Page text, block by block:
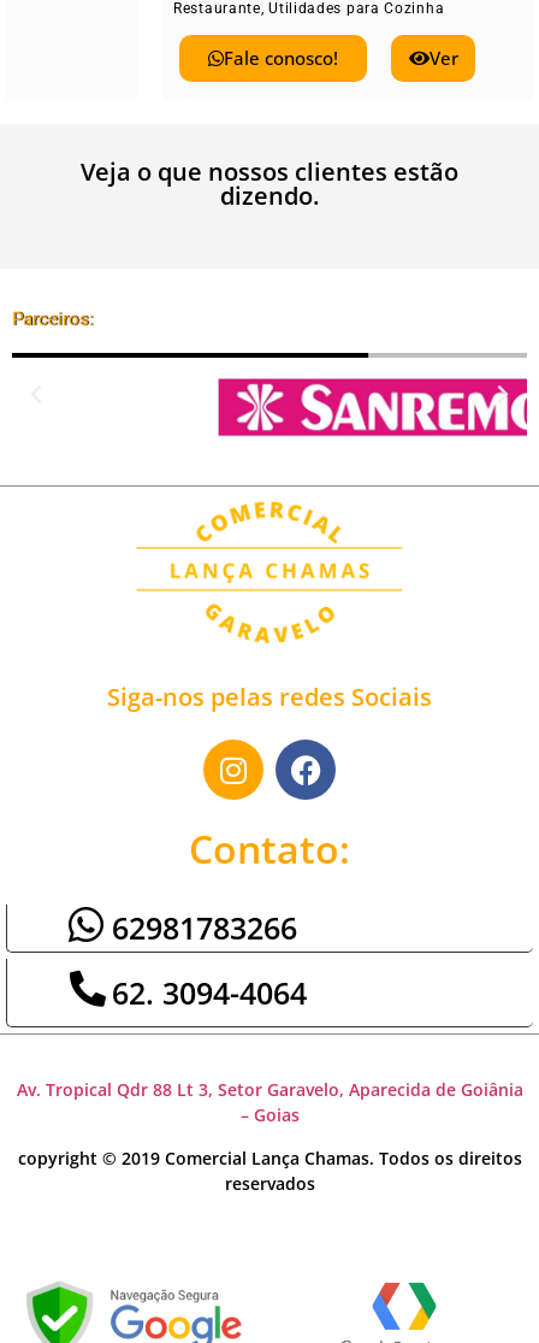
Utilidades para Cozinha
Ver
Veja o que nossos clientes estão
dizendo.
Parceiros:
Siga-nos pelas redes Sociais
Contato:
62981783266
62. 3094-4064
Av. Tropical Qdr 88 Lt 3, Setor Garavelo, Aparecida de Goiânia
– Goias
copyright © 2019 Comercial Lança Chamas. Todos os direitos
reservados